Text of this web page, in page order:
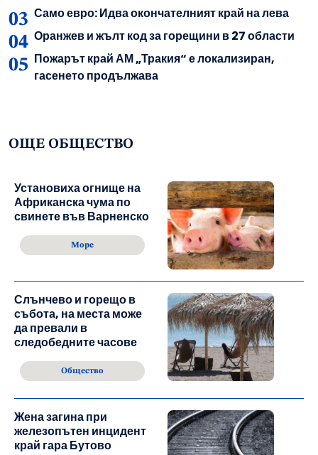
Само евро: Идва окончателният край на лева
Оранжев и жълт код за горещини в 27 области
Пожарът край АМ „Тракия“ е локализиран,
гасенето продължава
ОЩЕ ОБЩЕСТВО
Установиха огнище на
Африканска чума по
свинете във Варненско
Море
Слънчево и горещо в
събота, на места може
да превали в
следобедните часове
Общество
Жена загина при
железопътен инцидент
край гара Бутово